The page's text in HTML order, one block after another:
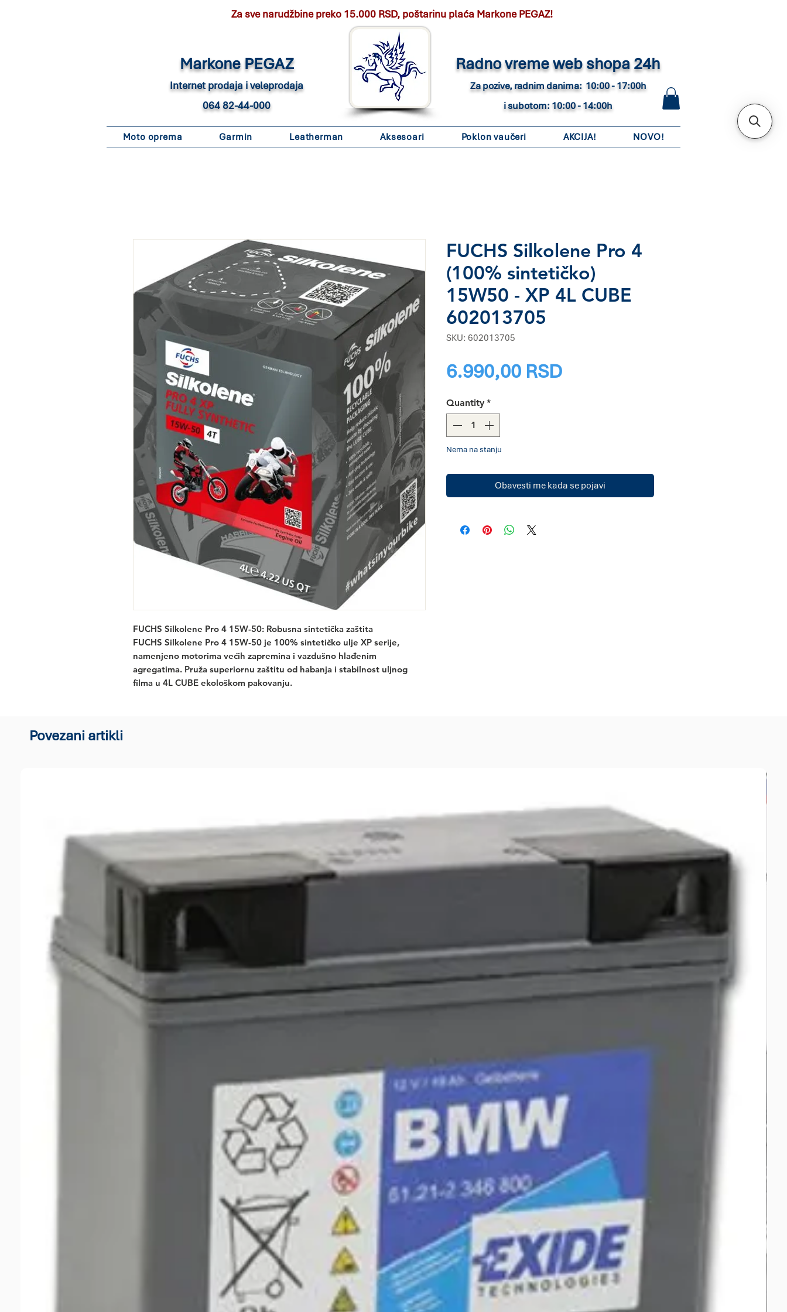
Za sve narudžbine preko 15.000 RSD, poštarinu plaća Markone PEGAZ!
Markone PEGAZ
Internet prodaja i veleprodaja
064 82-44-000
Radno vreme web shopa 24h
Za pozive, radnim danima: 10:00 - 17:00h
i subotom: 10:00 - 14:00h
Moto oprema Garmin Leatherman Aksesoari Poklon vaučeri AKCIJA! NOVO!
FUCHS Silkolene Pro 4 15W-50: Robusna sintetička zaštita
FUCHS Silkolene Pro 4 15W-50 je 100% sintetičko ulje XP serije,
namenjeno motorima većih zapremina i vazdušno hlađenim
agregatima. Pruža superiornu zaštitu od habanja i stabilnost uljnog
filma u 4L CUBE ekološkom pakovanju.
FUCHS Silkolene Pro 4
(100% sintetičko)
15W50 - XP 4L CUBE
602013705
SKU: 602013705
6.990,00 RSDPrice
Quantity *
Nema na stanju
Obavesti me kada se pojavi
Povezani artikli